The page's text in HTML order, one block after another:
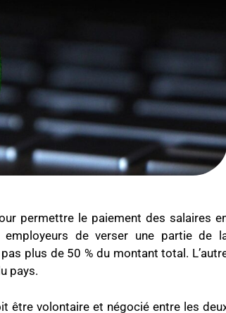
permettre le paiement des salaires
de verser une partie de
plus de 50 % du montant total.
pays.
être volontaire et négocié entre les